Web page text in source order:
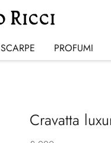
SCARPE PROFUMI
Cravatta